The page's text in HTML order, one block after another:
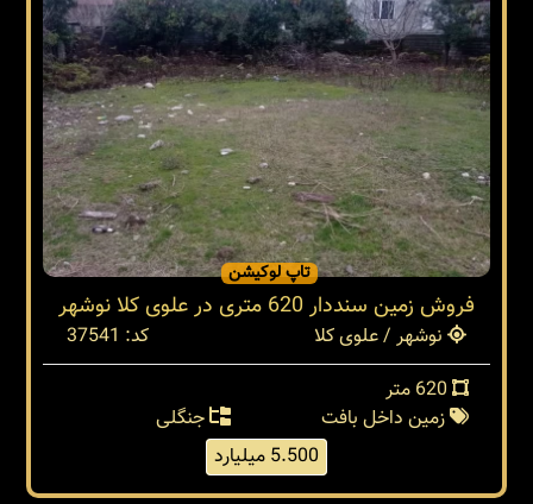
تاپ لوکیشن
فروش زمین سنددار 620 متری در علوی کلا نوشهر
نوشهر / علوی کلا
کد: 37541
زمین داخل بافت
جنگلی
5.500 میلیارد